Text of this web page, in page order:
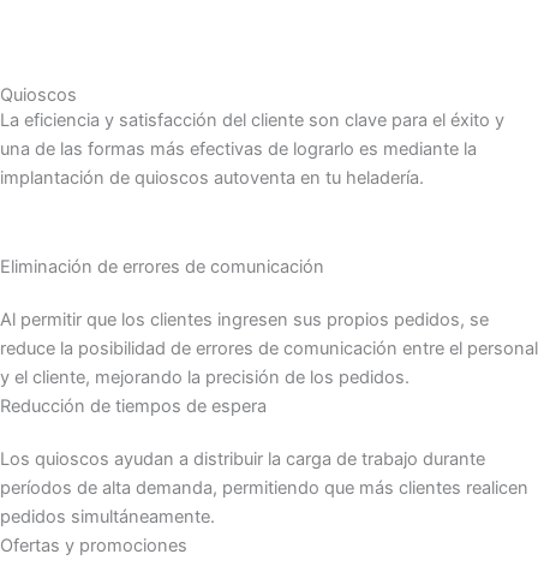
Quioscos
La eficiencia y satisfacción del cliente son clave para el éxito y
una de las formas más efectivas de lograrlo es mediante la
implantación de quioscos autoventa en tu heladería.
Eliminación de errores de comunicación
Al permitir que los clientes ingresen sus propios pedidos, se
reduce la posibilidad de errores de comunicación entre el personal
y el cliente, mejorando la precisión de los pedidos.
Reducción de tiempos de espera
Los quioscos ayudan a distribuir la carga de trabajo durante
períodos de alta demanda, permitiendo que más clientes realicen
pedidos simultáneamente.
Ofertas y promociones